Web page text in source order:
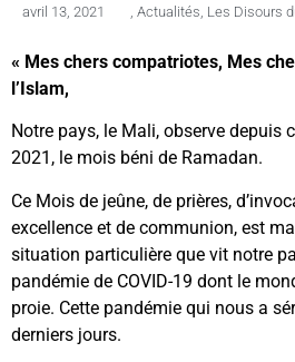
avril 13, 2021 Actualités Les Disours
« Mes chers compatriotes, Mes
l’Islam,
Notre pays, le Mali, observe depuis
2021, le mois béni de Ramadan.
Ce Mois de jeûne, de prières,
excellence et de communion, est
situation particulière que vit notre
pandémie de COVID-19 dont le
proie. Cette pandémie qui nous a
derniers jours.